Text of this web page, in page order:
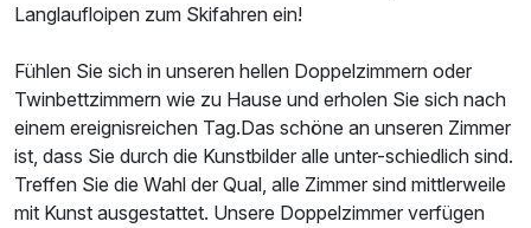
Langlaufloipen zum Skifahren ein!
Fühlen Sie sich in unseren hellen Doppelzimmern oder
Twinbettzimmern wie zu Hause und erholen Sie sich nach
einem ereignisreichen Tag.Das schöne an unseren Zimmer
ist, dass Sie durch die Kunstbilder alle unter-schiedlich sind.
Treffen Sie die Wahl der Qual, alle Zimmer sind mittlerweile
mit Kunst ausgestattet. Unsere Doppelzimmer verfügen